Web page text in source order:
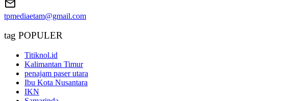
tpmediaetam@gmail.com
tag POPULER
Titiknol.id
Kalimantan Timur
penajam paser utara
Ibu Kota Nusantara
IKN